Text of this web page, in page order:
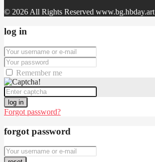
© 2026 All Rights Reserved www.bg.hbday.art
log in
Remember me
log in
Forgot password?
forgot password